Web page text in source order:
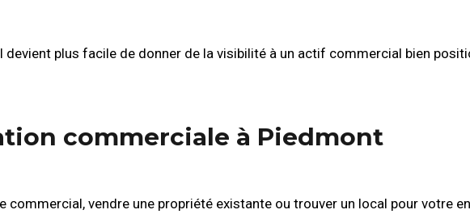
devient plus facile de donner de la visibilité à un actif commercial bien
commerciale à Piedmont
commercial, vendre une propriété existante ou trouver un local pour votre